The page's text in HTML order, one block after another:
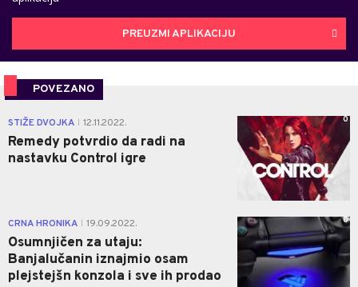
PREUZMI APLIKACIJU
POVEZANO
STIŽE DVOJKA 12.11.2022.
Remedy potvrdio da radi na
nastavku Control igre
0
CRNA HRONIKA 19.09.2022.
Osumnjičen za utaju:
Banjalučanin iznajmio osam
plejstejšn konzola i sve ih prodao
0